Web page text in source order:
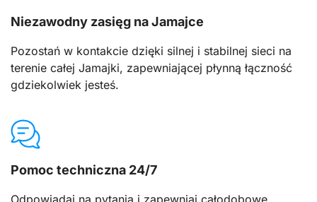
Niezawodny zasięg na Jamajce
Pozostań w kontakcie dzięki silnej i stabilnej sieci na
terenie całej Jamajki, zapewniającej płynną łączność
gdziekolwiek jesteś.
Pomoc techniczna 24/7